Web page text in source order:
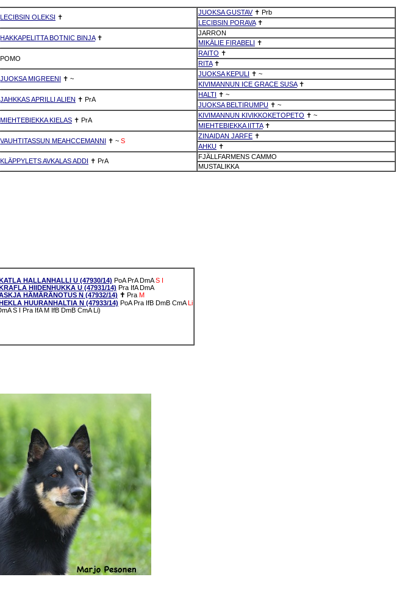
LECIBSIN OLEKSI ✝
JUOKSA GUSTAV✝ Prb
LECIBSIN PORAVA✝
HAKKAPELITTA BOTNIC BINJA✝
JARRON
MIKÄLIE FIRABELI ✝
POMO
RAITO ✝
RITA✝
JUOKSA MIGREENI ✝ ~
JUOKSA KEPULI ✝ ~
KIVIMANNUN ICE GRACE SUSA✝
JAHKKAS APRILLI ALIEN ✝ PrA
HALTI ✝ ~
JUOKSA BELTIRUMPU ✝ ~
MIEHTEBIEKKA KIELAS ✝ PrA
KIVIMANNUN KIVIKKOKETOPETO ✝ ~
MIEHTEBIEKKA IITTA✝
VAUHTITASSUN MEAHCCEMANNI ✝ ~ S
ZINAIDAN JARFE ✝
AHKU ✝
KLÄPPYLETS AVKALAS ADDI ✝ PrA
FJÄLLFARMENS CAMMO
MUSTALIKKA
HALLANHALLI U (47930/14) PoA PrA DmA S I
HIIDENHUKKA U (47931/14) Pra IfA DmA
HÄMÄRÄNOTUS N (47932/14) ✝ Pra M
HUURANHALTIA N (47933/14) PoA Pra IfB DmB CmA Li
S I Pra IfA M IfB DmB CmA Li)